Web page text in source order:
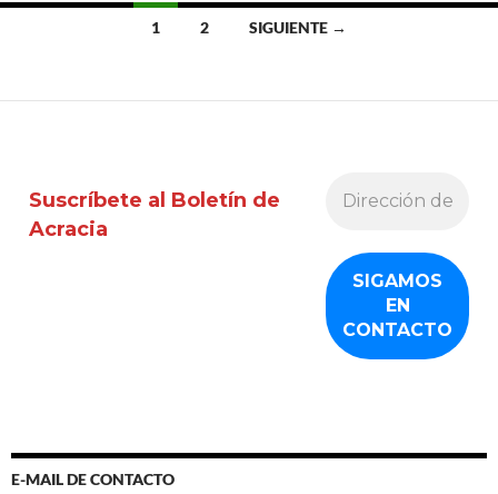
las
1 2 SIGUIENTE →
Suscríbete al Boletín de
Acracia
E-MAIL DE CONTACTO